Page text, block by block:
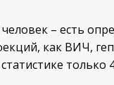
– есть
как ВИЧ,